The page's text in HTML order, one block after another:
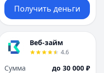
Получить деньги
Веб-займ
4.6
Сумма
до 30 000 ₽